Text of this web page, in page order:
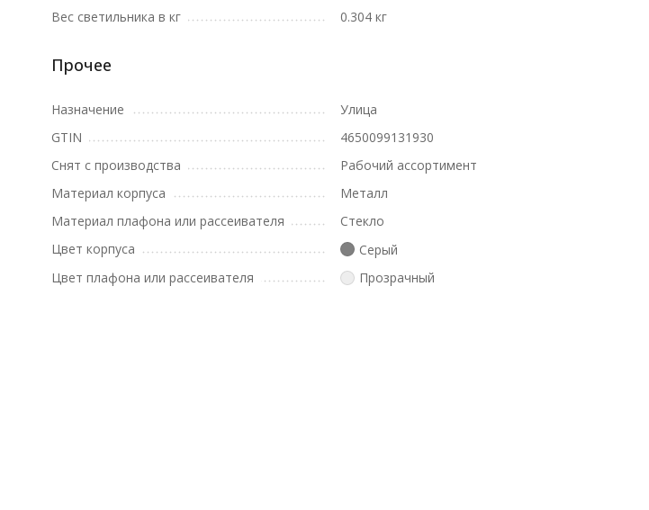
Вес светильника в кг
0.304 кг
Прочее
Назначение
Улица
GTIN
4650099131930
Снят с производства
Рабочий ассортимент
Материал корпуса
Металл
Материал плафона или рассеивателя
Стекло
Цвет корпуса
Серый
Цвет плафона или рассеивателя
Прозрачный